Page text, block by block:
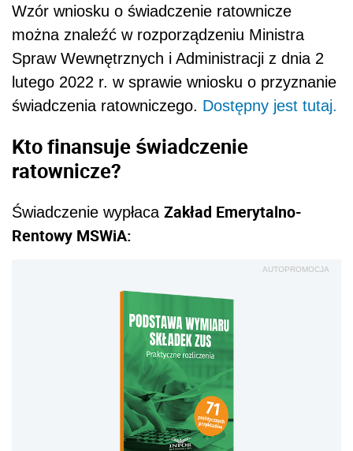
Wzór wniosku o świadczenie ratownicze
można znaleźć w rozporządzeniu Ministra
Spraw Wewnętrznych i Administracji z dnia 2
lutego 2022 r. w sprawie wniosku o przyznanie
świadczenia ratowniczego. Dostępny jest tutaj.
Kto finansuje świadczenie
ratownicze?
Świadczenie wypłaca Zakład Emerytalno-
Rentowy MSWiA:
AUTOPROMOCJA